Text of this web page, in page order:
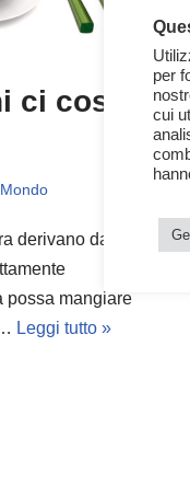
ci costa
Mondo
derivano dalle
possa mangiare
Leggi tutto »
per
cui